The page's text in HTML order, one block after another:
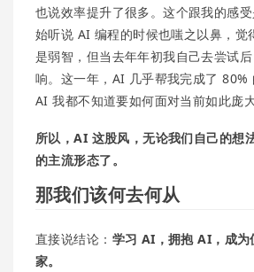
也说效率提升了很多。这个跟我的感
始听说 AI 编程的时候也嗤之以鼻，觉
是弱智，但当去年年初我自己去尝试
响。这一年，AI 几乎帮我完成了 80%
AI 我都不知道要如何面对当前如此庞
所以，AI 这股风，无论我们自己的想
的主流形态了。
那我们该何去何从
直接说结论： 学习 AI，拥抱 AI，成
家。